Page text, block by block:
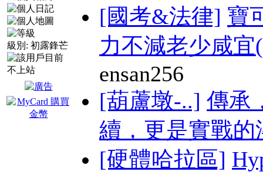
級別: 初露鋒芒
[國考&法律] 寶
力不減老少咸宜
ensan256
[葫蘆墩-..] 傳承
續，更是實戰的
[硬體哈拉區]